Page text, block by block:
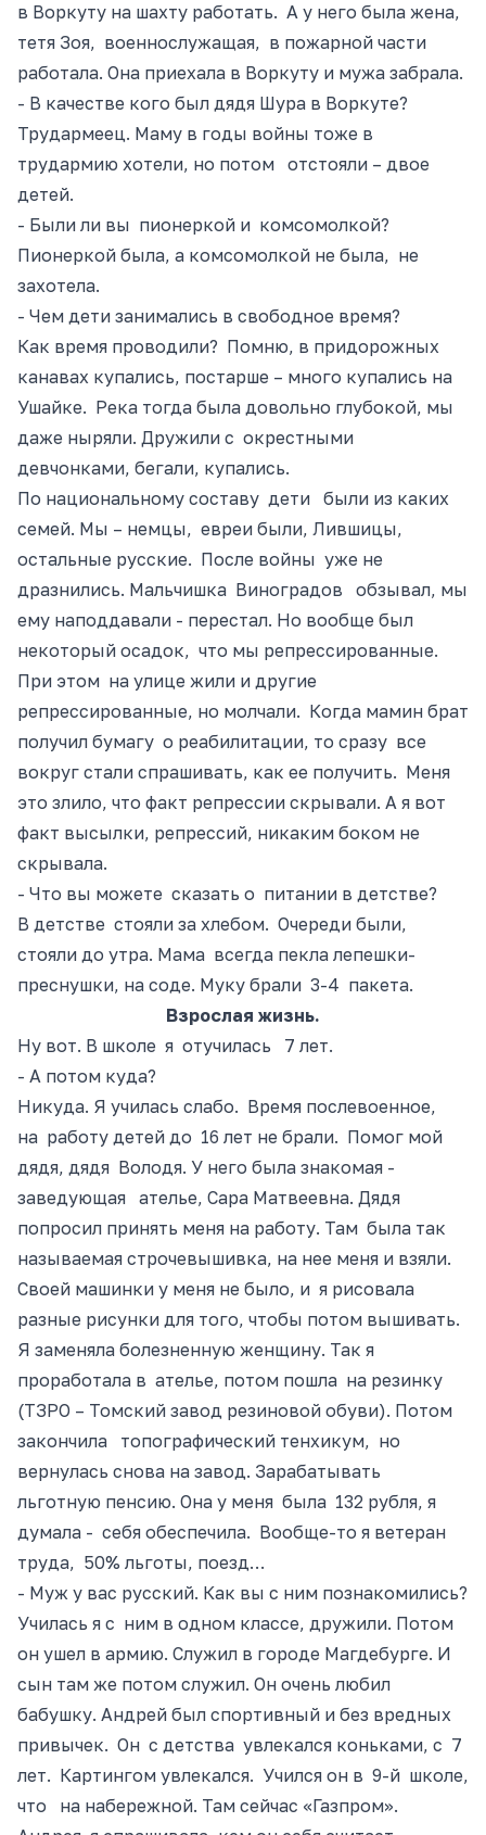
в Воркуту на шахту работать. А у него была жена,
тетя Зоя, военнослужащая, в пожарной части
работала. Она приехала в Воркуту и мужа забрала.
- В качестве кого был дядя Шура в Воркуте?
Трудармеец. Маму в годы войны тоже в
трудармию хотели, но потом отстояли – двое
детей.
- Были ли вы пионеркой и комсомолкой?
Пионеркой была, а комсомолкой не была, не
захотела.
- Чем дети занимались в свободное время?
Как время проводили? Помню, в придорожных
канавах купались, постарше – много купались на
Ушайке. Река тогда была довольно глубокой, мы
даже ныряли. Дружили с окрестными
девчонками, бегали, купались.
По национальному составу дети были из каких
семей. Мы – немцы, евреи были, Лившицы,
остальные русские. После войны уже не
дразнились. Мальчишка Виноградов обзывал, мы
ему наподдавали - перестал. Но вообще был
некоторый осадок, что мы репрессированные.
При этом на улице жили и другие
репрессированные, но молчали. Когда мамин брат
получил бумагу о реабилитации, то сразу все
вокруг стали спрашивать, как ее получить. Меня
это злило, что факт репрессии скрывали. А я вот
факт высылки, репрессий, никаким боком не
скрывала.
- Что вы можете сказать о питании в детстве?
В детстве стояли за хлебом. Очереди были,
стояли до утра. Мама всегда пекла лепешки-
преснушки, на соде. Муку брали 3-4 пакета.
Взрослая жизнь.
Ну вот. В школе я отучилась 7 лет.
- А потом куда?
Никуда. Я училась слабо. Время послевоенное,
на работу детей до 16 лет не брали. Помог мой
дядя, дядя Володя. У него была знакомая -
заведующая ателье, Сара Матвеевна. Дядя
попросил принять меня на работу. Там была так
называемая строчевышивка, на нее меня и взяли.
Своей машинки у меня не было, и я рисовала
разные рисунки для того, чтобы потом вышивать.
Я заменяла болезненную женщину. Так я
проработала в ателье, потом пошла на резинку
(ТЗРО – Томский завод резиновой обуви). Потом
закончила топографический тенхикум, но
вернулась снова на завод. Зарабатывать
льготную пенсию. Она у меня была 132 рубля, я
думала - себя обеспечила. Вообще-то я ветеран
труда, 50% льготы, поезд…
- Муж у вас русский. Как вы с ним познакомились?
Училась я с ним в одном классе, дружили. Потом
он ушел в армию. Служил в городе Магдебурге. И
сын там же потом служил. Он очень любил
бабушку. Андрей был спортивный и без вредных
привычек. Он с детства увлекался коньками, с 7
лет. Картингом увлекался. Учился он в 9-й школе,
что на набережной. Там сейчас «Газпром».